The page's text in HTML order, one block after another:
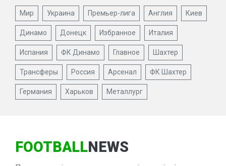
Мир Украина Премьер-лига Англия Киев
Динамо Донецк Избранное Италия
Испания ФК Динамо Главное Шахтер
Трансферы Россия Арсенал ФК Шахтер
Германия Харьков Металлург
FOOTBALLNEWS